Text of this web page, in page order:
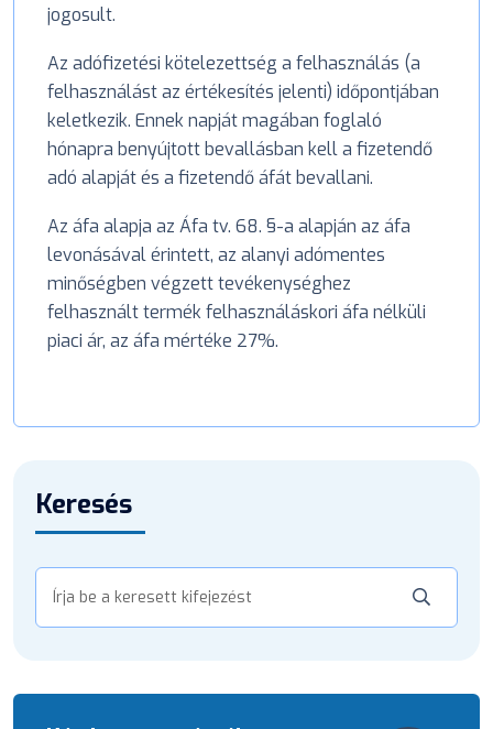
jogosult.
Az adófizetési kötelezettség a felhasználás (a
felhasználást az értékesítés jelenti) időpontjában
keletkezik. Ennek napját magában foglaló
hónapra benyújtott bevallásban kell a fizetendő
adó alapját és a fizetendő áfát bevallani.
Az áfa alapja az Áfa tv. 68. §-a alapján az áfa
levonásával érintett, az alanyi adómentes
minőségben végzett tevékenységhez
felhasznált termék felhasználáskori áfa nélküli
piaci ár, az áfa mértéke 27%.
Keresés